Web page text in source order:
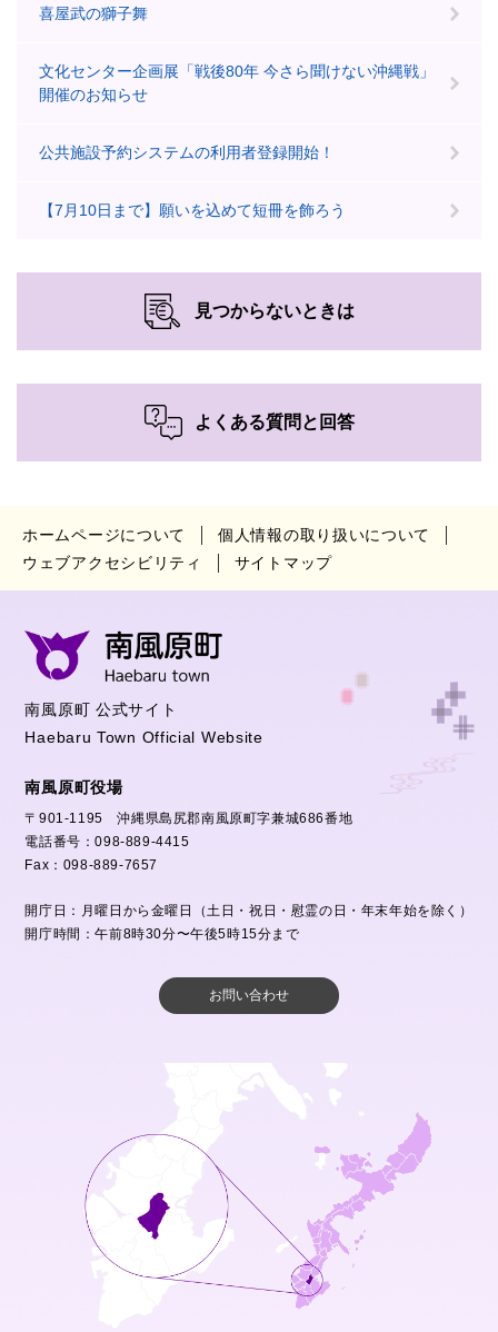
喜屋武の獅子舞
文化センター企画展「戦後80年 今さら聞けない沖縄戦」
開催のお知らせ
公共施設予約システムの利用者登録開始！
【7月10日まで】願いを込めて短冊を飾ろう
見つからないときは
よくある質問と回答
ホームページについて
個人情報の取り扱いについて
ウェブアクセシビリティ
サイトマップ
南風原町 公式サイト
Haebaru Town Official Website
南風原町役場
〒901-1195 沖縄県島尻郡南風原町字兼城686番地
電話番号：098-889-4415
Fax：098-889-7657
開庁日：月曜日から金曜日（土日・祝日・慰霊の日・年末年始を除く）
開庁時間：午前8時30分〜午後5時15分まで
お問い合わせ